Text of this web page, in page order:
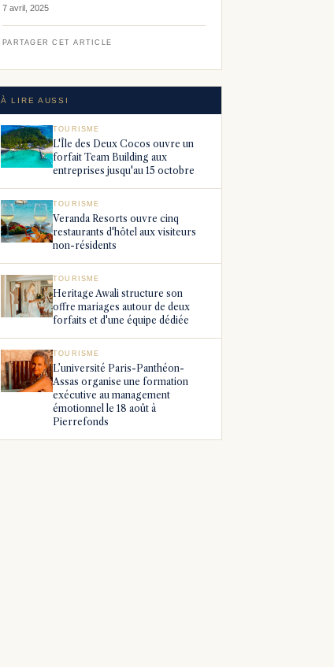
7 avril, 2025
PARTAGER CET ARTICLE
À LIRE AUSSI
TOURISME
L'Île des Deux Cocos ouvre un
forfait Team Building aux
entreprises jusqu'au 15 octobre
TOURISME
Veranda Resorts ouvre cinq
restaurants d'hôtel aux visiteurs
non-résidents
TOURISME
Heritage Awali structure son
offre mariages autour de deux
forfaits et d'une équipe dédiée
TOURISME
L’université Paris-Panthéon-
Assas organise une formation
exécutive au management
émotionnel le 18 août à
Pierrefonds